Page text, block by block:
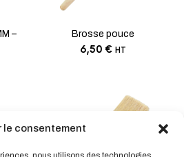
le consentement
–
Brosse pouce
6,50 € HT